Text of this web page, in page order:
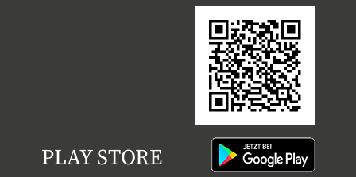
PLAY STORE